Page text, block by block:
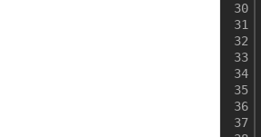
30
31
32
33
34
35
36
37